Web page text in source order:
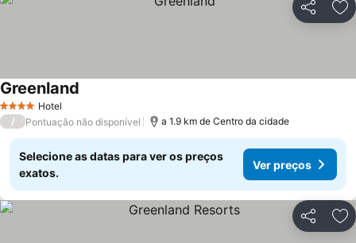
Partilhar
4 EstrelasHotel
Greenland
/ Pontuação não disponível a 1.9 km de Centro da cidade
Selecione as datas para ver os preços
exatos.
Ver preços
Partilhar